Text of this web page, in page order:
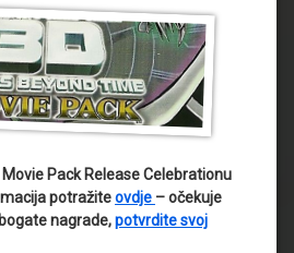
Pack Release Celebrationu
potražiteovdje – očekuje
nagrade,potvrdite svoj